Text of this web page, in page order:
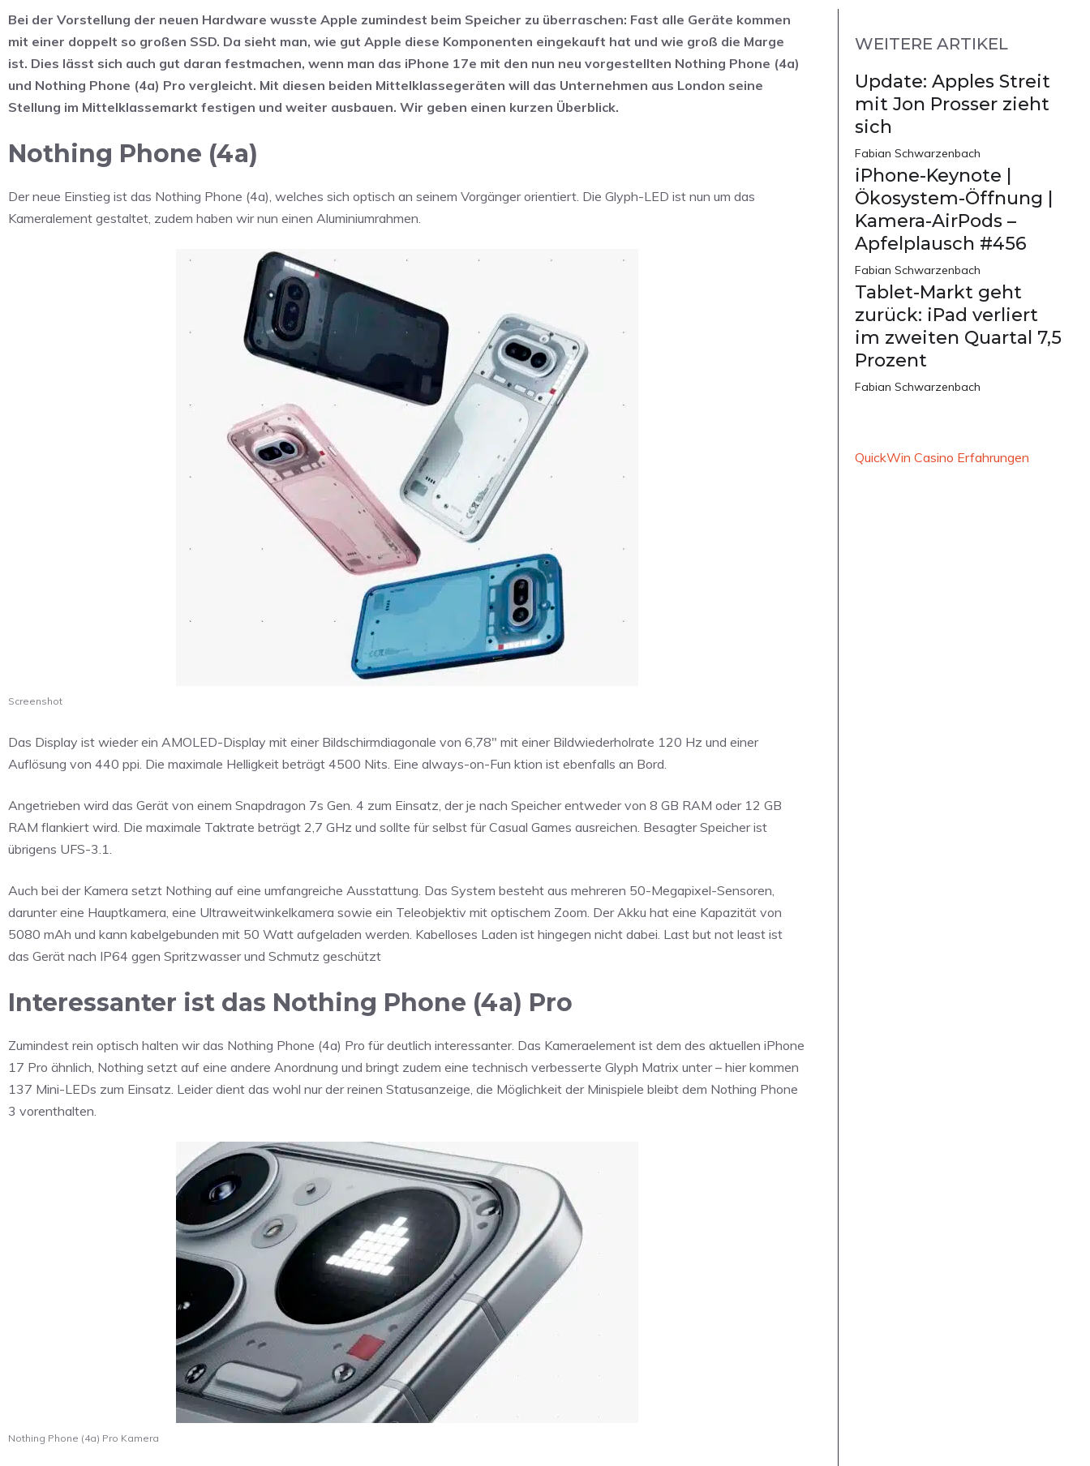
Bei der Vorstellung der neuen Hardware wusste Apple zumindest beim Speicher zu überraschen: Fast alle Geräte kommen
mit einer doppelt so großen SSD. Da sieht man, wie gut Apple diese Komponenten eingekauft hat und wie groß die Marge
ist. Dies lässt sich auch gut daran festmachen, wenn man das iPhone 17e mit den nun neu vorgestellten Nothing Phone (4a)
und Nothing Phone (4a) Pro vergleicht. Mit diesen beiden Mittelklassegeräten will das Unternehmen aus London seine
Stellung im Mittelklassemarkt festigen und weiter ausbauen. Wir geben einen kurzen Überblick.
Nothing Phone (4a)
Der neue Einstieg ist das Nothing Phone (4a), welches sich optisch an seinem Vorgänger orientiert. Die Glyph-LED ist nun um das
Kameralement gestaltet, zudem haben wir nun einen Aluminiumrahmen.
Screenshot
Das Display ist wieder ein AMOLED-Display mit einer Bildschirmdiagonale von 6,78″ mit einer Bildwiederholrate 120 Hz und einer
Auflösung von 440 ppi. Die maximale Helligkeit beträgt 4500 Nits. Eine always-on-Fun ktion ist ebenfalls an Bord.
Angetrieben wird das Gerät von einem Snapdragon 7s Gen. 4 zum Einsatz, der je nach Speicher entweder von 8 GB RAM oder 12 GB
RAM flankiert wird. Die maximale Taktrate beträgt 2,7 GHz und sollte für selbst für Casual Games ausreichen. Besagter Speicher ist
übrigens UFS-3.1.
Auch bei der Kamera setzt Nothing auf eine umfangreiche Ausstattung. Das System besteht aus mehreren 50-Megapixel-Sensoren,
darunter eine Hauptkamera, eine Ultraweitwinkelkamera sowie ein Teleobjektiv mit optischem Zoom. Der Akku hat eine Kapazität von
5080 mAh und kann kabelgebunden mit 50 Watt aufgeladen werden. Kabelloses Laden ist hingegen nicht dabei. Last but not least ist
das Gerät nach IP64 ggen Spritzwasser und Schmutz geschützt
Interessanter ist das Nothing Phone (4a) Pro
Zumindest rein optisch halten wir das Nothing Phone (4a) Pro für deutlich interessanter. Das Kameraelement ist dem des aktuellen iPhone
17 Pro ähnlich, Nothing setzt auf eine andere Anordnung und bringt zudem eine technisch verbesserte Glyph Matrix unter – hier kommen
137 Mini-LEDs zum Einsatz. Leider dient das wohl nur der reinen Statusanzeige, die Möglichkeit der Minispiele bleibt dem Nothing Phone
3 vorenthalten.
Nothing Phone (4a) Pro Kamera
WEITERE ARTIKEL
Update: Apples Streit
mit Jon Prosser zieht
sich
Fabian Schwarzenbach
iPhone-Keynote |
Ökosystem-Öffnung |
Kamera-AirPods –
Apfelplausch #456
Fabian Schwarzenbach
Tablet-Markt geht
zurück: iPad verliert
im zweiten Quartal 7,5
Prozent
Fabian Schwarzenbach
QuickWin Casino Erfahrungen